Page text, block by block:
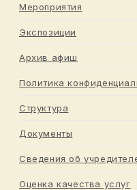
Мероприятия
Экспозиции
Архив афиш
Политика
Структура
Документы
Сведения об
Оценка качества услуг